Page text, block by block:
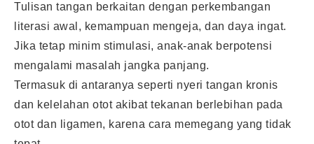
Tulisan tangan berkaitan dengan perkembangan
literasi awal, kemampuan mengeja, dan daya ingat.
Jika tetap minim stimulasi, anak-anak berpotensi
mengalami masalah jangka panjang.
Termasuk di antaranya seperti nyeri tangan kronis
dan kelelahan otot akibat tekanan berlebihan pada
otot dan ligamen, karena cara memegang yang tidak